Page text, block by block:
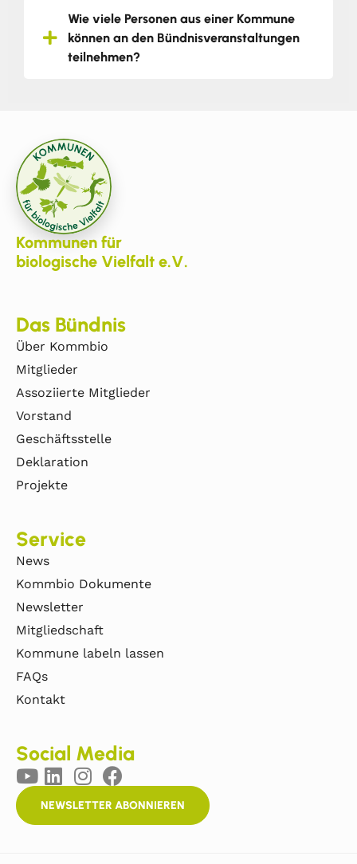
Wie viele Personen aus einer Kommune
können an den Bündnisveranstaltungen
teilnehmen?
Kommunen für
biologische Vielfalt e.V.
Das Bündnis
Über Kommbio
Mitglieder
Assoziierte Mitglieder
Vorstand
Geschäftsstelle
Deklaration
Projekte
Service
News
Kommbio Dokumente
Newsletter
Mitgliedschaft
Kommune labeln lassen
FAQs
Kontakt
Social Media
NEWSLETTER ABONNIEREN